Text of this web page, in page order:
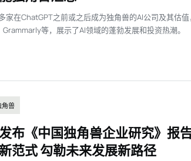
家在ChatGPT之前或之后成为独角兽的AI公司及其估值
等，展示了AI领域的蓬勃发展和投资热潮。
角兽
布《中国独角兽企业研究》报
范式 勾勒未来发展新路径